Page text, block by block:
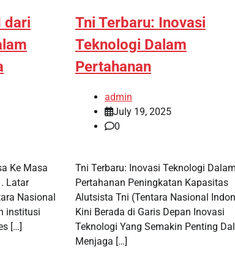
dari
Ke Masa
Latar
Nasional
institusi
[…]
Tni Terbaru: Inovasi
Teknologi Dalam
Pertahanan
admin
July 19, 2025
0
Tni Terbaru: Inovasi Teknologi Dalam
Pertahanan Peningkatan Kapasitas
Alutsista Tni (Tentara Nasional
Kini Berada di Garis Depan Inovasi
Teknologi Yang Semakin Penting
Menjaga […]